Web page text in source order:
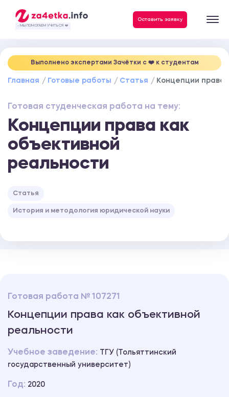
- МЫ ПОМОГАЕМ УЧИТЬСЯ ❤️
Оставить заявку
Выполнено экспертами Зачётки c ❤️ к студентам
Главная Готовые работы Статья Концепции права
Готовая студенческая работа на тему:
Концепции права как
объективной
реальности
Статья
История и методология юридической науки
Готовая работа № 107271
Концепции права как объективной
реальности
Учебное заведение:
ТГУ (Тольяттинский
государственный университет)
Год: 2020